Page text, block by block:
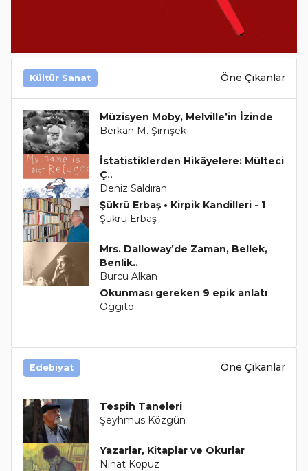
Kültür Sanat Öne Çıkanlar
Müzisyen Moby, Melville’in İzinde
Berkan M. Şimşek
İstatistiklerden Hikâyelere: Mülteci
Ç..
Deniz Saldıran
Şükrü Erbaş • Kirpik Kandilleri - 1
Şükrü Erbaş
Mrs. Dalloway’de Zaman, Bellek,
Benlik..
Burcu Alkan
Okunması gereken 9 epik anlatı
Oggito
Edebiyat Öne Çıkanlar
Tespih Taneleri
Şeyhmus Közgün
Yazarlar, Kitaplar ve Okurlar
Nihat Kopuz